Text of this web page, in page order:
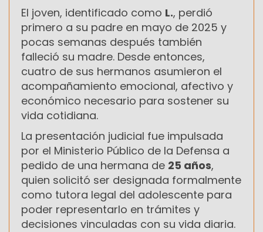
El joven, identificado como L., perdió
primero a su padre en mayo de 2025 y
pocas semanas después también
falleció su madre. Desde entonces,
cuatro de sus hermanos asumieron el
acompañamiento emocional, afectivo y
económico necesario para sostener su
vida cotidiana.
La presentación judicial fue impulsada
por el Ministerio Público de la Defensa a
pedido de una hermana de 25 años,
quien solicitó ser designada formalmente
como tutora legal del adolescente para
poder representarlo en trámites y
decisiones vinculadas con su vida diaria.